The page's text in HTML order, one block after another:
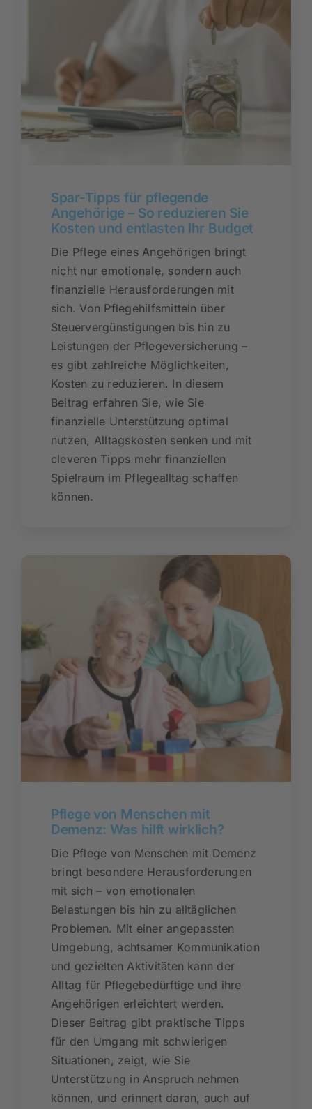
Spar-Tipps für pflegende
Angehörige – So reduzieren Sie
Kosten und entlasten Ihr Budget
Die Pflege eines Angehörigen bringt
nicht nur emotionale, sondern auch
finanzielle Herausforderungen mit
sich. Von Pflegehilfsmitteln über
Steuervergünstigungen bis hin zu
Leistungen der Pflegeversicherung –
es gibt zahlreiche Möglichkeiten,
Kosten zu reduzieren. In diesem
Beitrag erfahren Sie, wie Sie
finanzielle Unterstützung optimal
nutzen, Alltagskosten senken und mit
cleveren Tipps mehr finanziellen
Spielraum im Pflegealltag schaffen
können.
Pflege von Menschen mit
Demenz: Was hilft wirklich?
Die Pflege von Menschen mit Demenz
bringt besondere Herausforderungen
mit sich – von emotionalen
Belastungen bis hin zu alltäglichen
Problemen. Mit einer angepassten
Umgebung, achtsamer Kommunikation
und gezielten Aktivitäten kann der
Alltag für Pflegebedürftige und ihre
Angehörigen erleichtert werden.
Dieser Beitrag gibt praktische Tipps
für den Umgang mit schwierigen
Situationen, zeigt, wie Sie
Unterstützung in Anspruch nehmen
können, und erinnert daran, auch auf